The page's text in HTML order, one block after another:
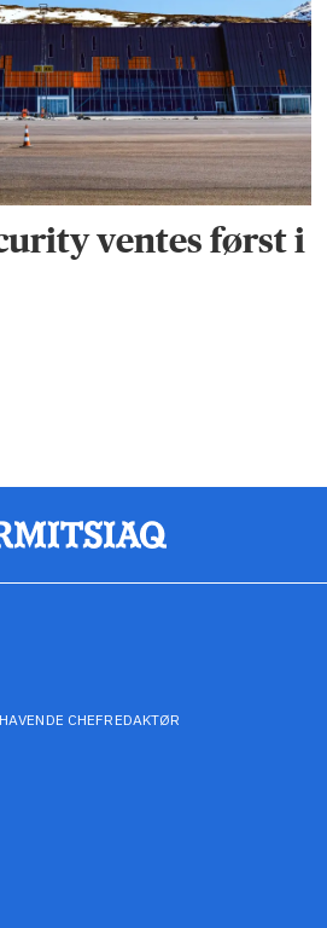
ventes først i
CHEFREDAKTØR